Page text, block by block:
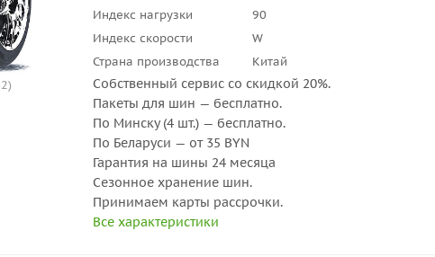
Индекс нагрузки
90
Индекс скорости
W
Страна производства
Китай
Собственный сервис со скидкой 20%.
Пакеты для шин — бесплатно.
По Минску (4 шт.) — бесплатно.
По Беларуси — от 35 BYN
Гарантия на шины 24 месяца
Сезонное хранение шин.
Принимаем карты рассрочки.
Все характеристики